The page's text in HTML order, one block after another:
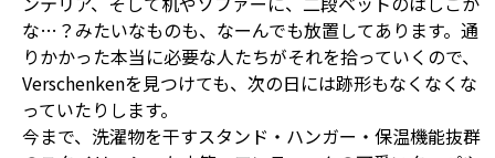
な…？みたいなものも、なーんでも放置してあります。通
りかかった本当に必要な人たちがそれを拾っていくので、
Verschenkenを見つけても、次の日には跡形もなくなくな
っていたりします。
今まで、洗濯物を干すスタンド・ハンガー・保温機能抜群